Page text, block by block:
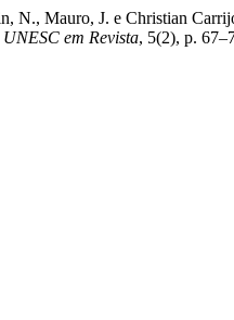
N., Mauro, J. e Christian
UNESC em Revista, 5(2), p.